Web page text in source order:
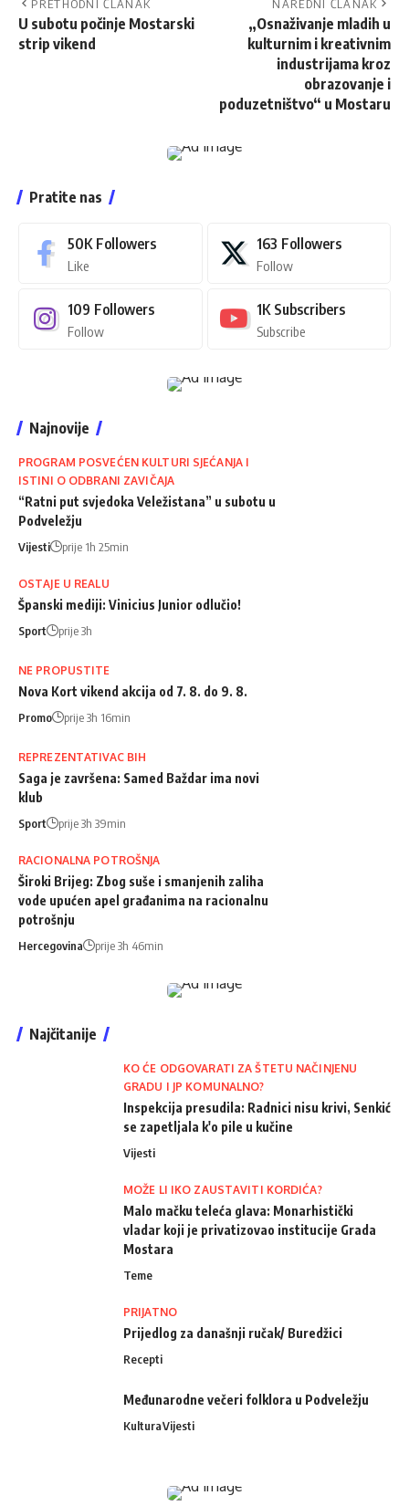
PRETHODNI ČLANAK
U subotu počinje Mostarski
strip vikend
NAREDNI ČLANAK
„Osnaživanje mladih u
kulturnim i kreativnim
industrijama kroz
obrazovanje i
poduzetništvo“ u Mostaru
Pratite nas
50K Followers
Like
163 Followers
Follow
109 Followers
Follow
1K Subscribers
Subscribe
Najnovije
PROGRAM POSVEĆEN KULTURI SJEĆANJA I
ISTINI O ODBRANI ZAVIČAJA
“Ratni put svjedoka Veležistana” u subotu u
Podveležju
Vijesti prije 1h 25min
OSTAJE U REALU
Španski mediji: Vinicius Junior odlučio!
Sport prije 3h
NE PROPUSTITE
Nova Kort vikend akcija od 7. 8. do 9. 8.
Promo prije 3h 16min
REPREZENTATIVAC BIH
Saga je završena: Samed Baždar ima novi
klub
Sport prije 3h 39min
RACIONALNA POTROŠNJA
Široki Brijeg: Zbog suše i smanjenih zaliha
vode upućen apel građanima na racionalnu
potrošnju
Hercegovina prije 3h 46min
Najčitanije
KO ĆE ODGOVARATI ZA ŠTETU NAČINJENU
GRADU I JP KOMUNALNO?
Inspekcija presudila: Radnici nisu krivi, Senkić
se zapetljala k'o pile u kučine
Vijesti
MOŽE LI IKO ZAUSTAVITI KORDIĆA?
Malo mačku teleća glava: Monarhistički
vladar koji je privatizovao institucije Grada
Mostara
Teme
PRIJATNO
Prijedlog za današnji ručak/ Buredžici
Recepti
Međunarodne večeri folklora u Podveležju
KulturaVijesti